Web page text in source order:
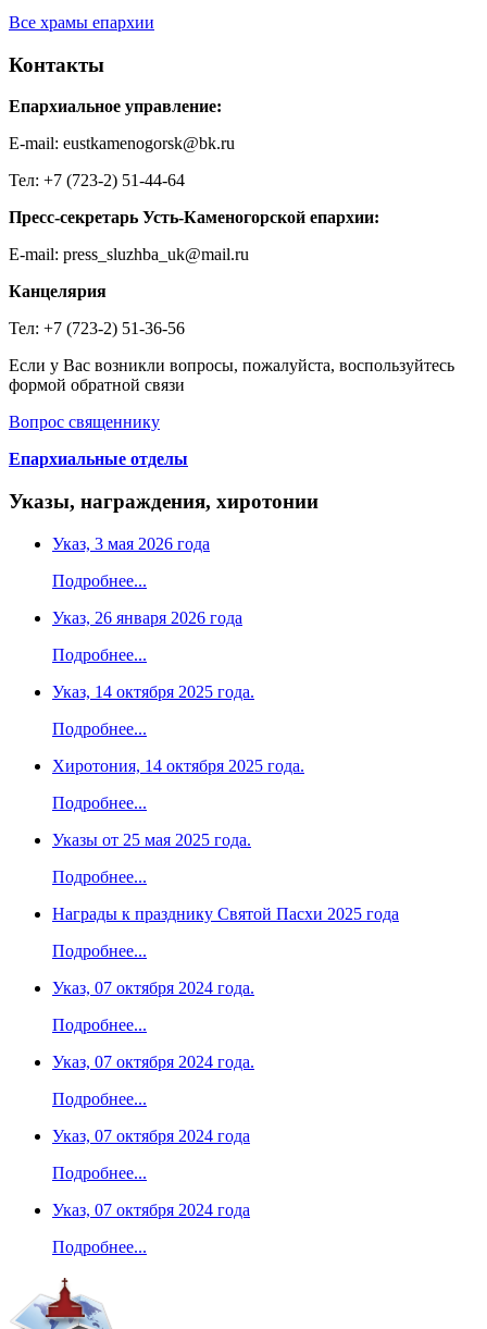
Все храмы епархии
Контакты
Епархиальное управление:
E-mail: eustkamenogorsk@bk.ru
Тел: +7 (723-2) 51-44-64
Пресс-секретарь Усть-Каменогорской епархии:
E-mail: press_sluzhba_uk@mail.ru
Канцелярия
Тел: +7 (723-2) 51-36-56
Если у Вас возникли вопросы, пожалуйста, воспользуйтесь
формой обратной связи
Вопрос священнику
Епархиальные отделы
Указы, награждения, хиротонии
Указ, 3 мая 2026 года
Подробнее...
Указ, 26 января 2026 года
Подробнее...
Указ, 14 октября 2025 года.
Подробнее...
Хиротония, 14 октября 2025 года.
Подробнее...
Указы от 25 мая 2025 года.
Подробнее...
Награды к празднику Святой Пасхи 2025 года
Подробнее...
Указ, 07 октября 2024 года.
Подробнее...
Указ, 07 октября 2024 года.
Подробнее...
Указ, 07 октября 2024 года
Подробнее...
Указ, 07 октября 2024 года
Подробнее...